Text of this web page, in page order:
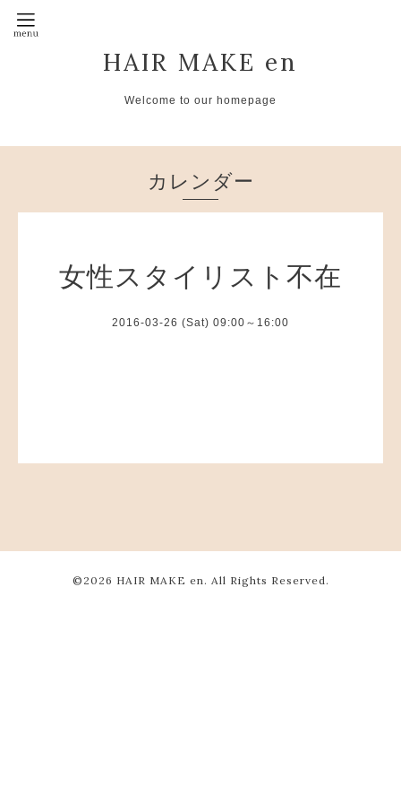
HAIR MAKE en
Welcome to our homepage
カレンダー
女性スタイリスト不在
2016-03-26 (Sat) 09:00～16:00
©2026 HAIR MAKE en . All Rights Reserved.